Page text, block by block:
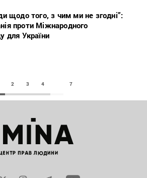
щодо того, з чим ми не згодні”:
проти Міжнародного
для України
2 3 4 7